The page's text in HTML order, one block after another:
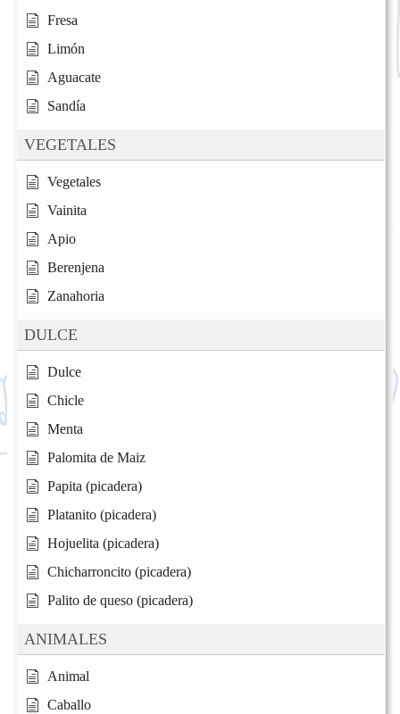
Fresa
Limón
Aguacate
Sandía
VEGETALES
Vegetales
Vainita
Apio
Berenjena
Zanahoria
DULCE
Dulce
Chicle
Menta
Palomita de Maiz
Papita (picadera)
Platanito (picadera)
Hojuelita (picadera)
Chicharroncito (picadera)
Palito de queso (picadera)
ANIMALES
Animal
Caballo